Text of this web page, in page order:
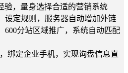
验，量身选择合适的营销系统
设定规则，服务器自动增加外链
600分站区域推广，系统自动匹配
绑定企业手机，实现询盘信息直